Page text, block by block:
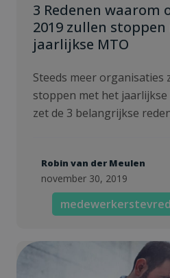
3 Redenen waarom
2019 zullen
jaarlijkse MTO
Steeds meer organisaties
stoppen met het jaarlijkse
zet de 3 belangrijkse
Robin van der Meulen
november 30, 2019